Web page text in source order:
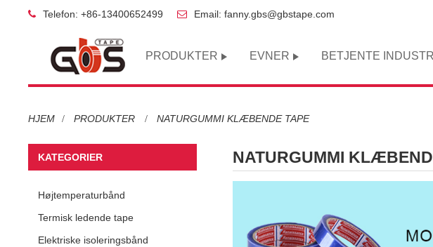
Telefon: +86-13400652499 Email: fanny.gbs@gbstape.com
PRODUKTER EVNER BETJENTE
HJEM PRODUKTER NATURGUMMI KLÆBENDE TAPE
KATEGORIER
Højtemperaturbånd
Termisk ledende tape
Elektriske isoleringsbånd
NATURGUMMI